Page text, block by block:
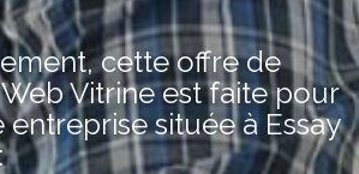
cette offre de
Vitrine est faite pour
située à Essay